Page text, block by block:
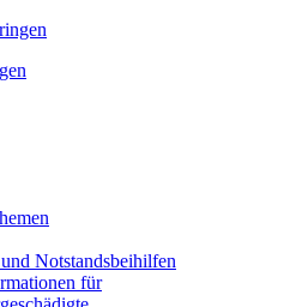
Notstandsbeihilfen
für